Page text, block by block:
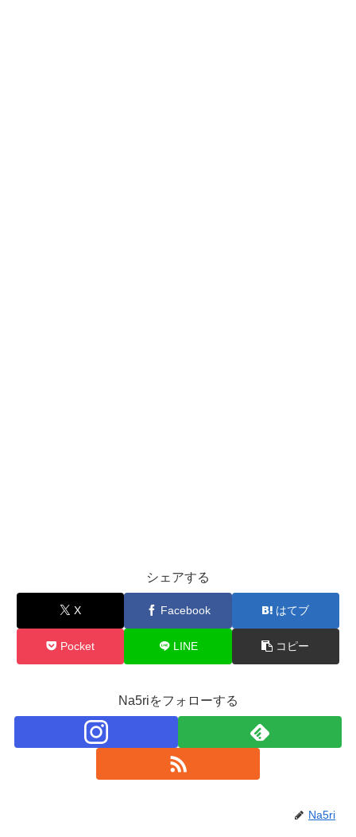
シェアする
X Facebook はてブ
Pocket LINE コピー
Na5riをフォローする
Na5ri